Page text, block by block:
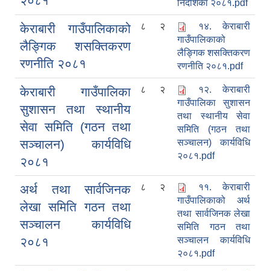
निर्देशिका २०८१.pdf
केराबारी गाउँपालिकाको
लैङ्गिक शसक्तिकरण
रणनीति २०८१
८ २
१४. केराबारी
गाउँपालिकाको
लैङ्गिक शसक्तिकरण
रणनीति २०८१.pdf
केराबारी गाउँपालिका
सुशासन तथा स्थानीय
सेवा समिति (गठन तथा
सञ्चालन) कार्यविधि
२०८१
८ २
१२. केराबारी
गाउँपालिका सुशासन
तथा स्थानीय सेवा
समिति (गठन तथा
सञ्चालन) कार्यविधि
२०८१.pdf
अर्थ तथा सार्वजिनक
लेखा समिति गठन तथा
सञ्चालन कार्यविधि
२०८१
८ २
११. केराबारी
गाउँपालिकाको अर्थ
तथा सार्वजिनक लेखा
समिति गठन तथा
सञ्चालन कार्यविधि
२०८१.pdf